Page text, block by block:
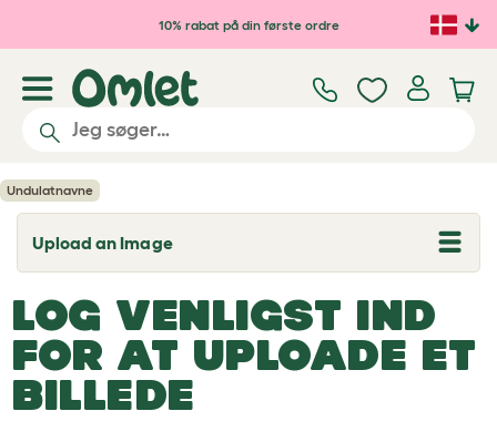
Gå til hovedindhold10% rabat på din første ordre
Undulatnavne
Upload an Image
T
o
g
l
e
d
o
p
LOG VENLIGST IND
FOR AT UPLOADE ET
BILLEDE